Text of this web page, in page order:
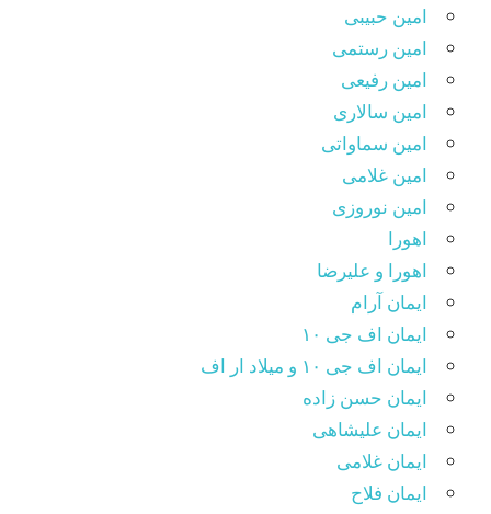
امین حبیبی
امین رستمی
امین رفیعی
امین سالاری
امین سماواتی
امین غلامی
امین نوروزی
اهورا
اهورا و علیرضا
ایمان آرام
ایمان اف جی ۱۰
ایمان اف جی ۱۰ و میلاد ار اف
ایمان حسن زاده
ایمان علیشاهی
ایمان غلامی
ایمان فلاح